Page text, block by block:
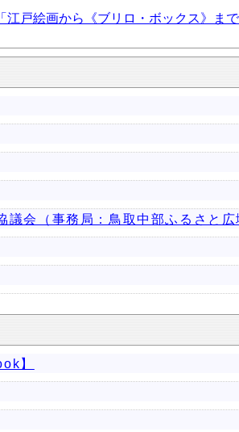
戸絵画から《ブリロ・ボックス》まで
会（事務局：鳥取中部ふるさと広
】